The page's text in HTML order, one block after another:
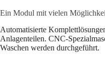
Ein Modul mit vielen
Automatisierte
Anlagenteilen. CNC-
Waschen werden durchgeführt.